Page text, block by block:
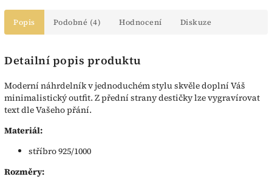
Popis Podobné (4) Hodnocení Diskuze
Detailní popis produktu
Moderní náhrdelník v jednoduchém stylu skvěle doplní Váš
minimalistický outfit. Z přední strany destičky lze vygravírovat
text dle Vašeho přání.
Materiál:
stříbro 925/1000
Rozměry: